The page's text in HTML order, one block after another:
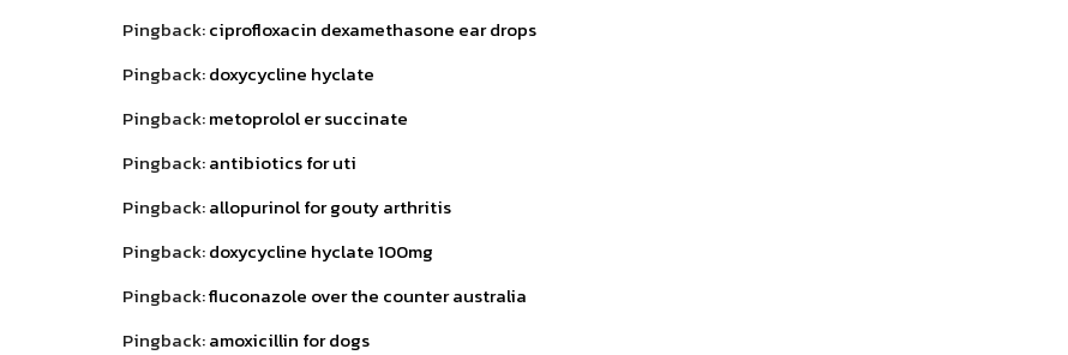
Pingback:ciprofloxacin dexamethasone ear drops
Pingback:doxycycline hyclate
Pingback:metoprolol er succinate
Pingback:antibiotics for uti
Pingback:allopurinol for gouty arthritis
Pingback:doxycycline hyclate 100mg
Pingback:fluconazole over the counter australia
Pingback:amoxicillin for dogs